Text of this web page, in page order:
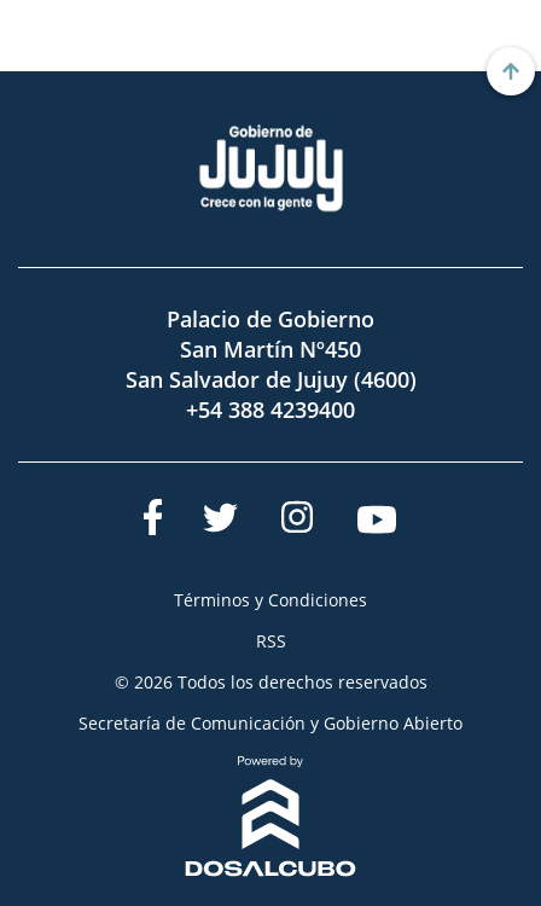
Palacio de Gobierno
San Martín Nº450
San Salvador de Jujuy (4600)
+54 388 4239400
Términos y Condiciones
RSS
© 2026 Todos los derechos reservados
Secretaría de Comunicación y Gobierno Abierto